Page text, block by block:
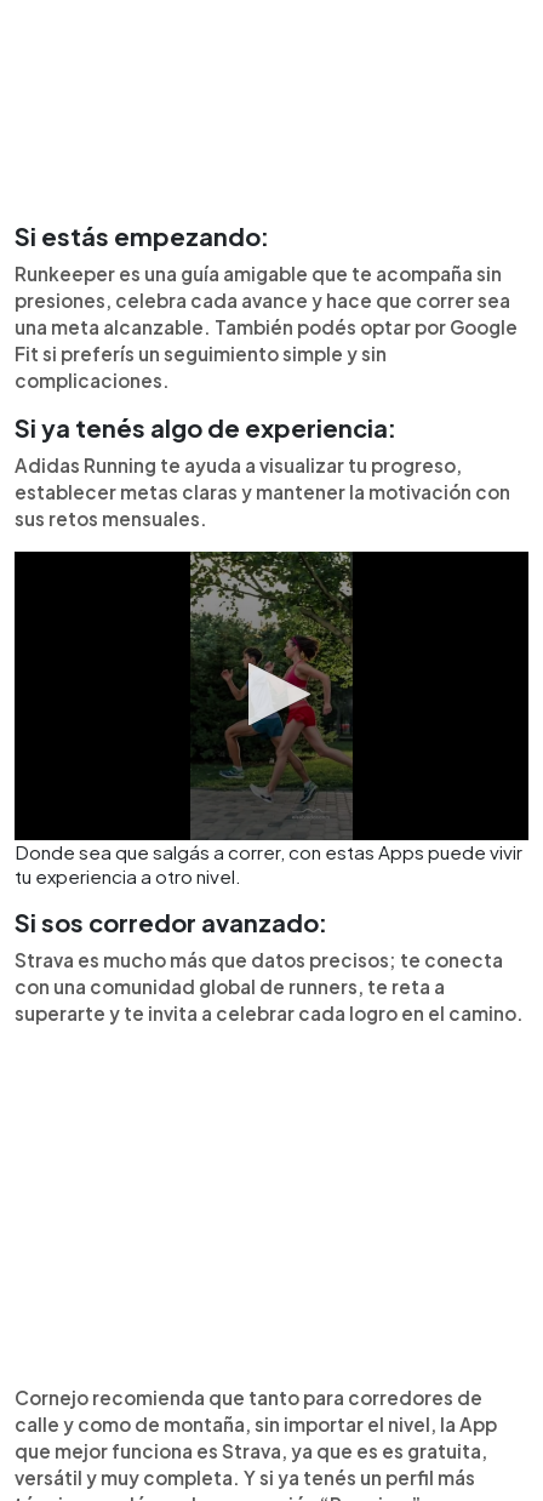
Si estás empezando:
Runkeeper es una guía amigable que te acompaña sin
presiones, celebra cada avance y hace que correr sea
una meta alcanzable. También podés optar por Google
Fit si preferís un seguimiento simple y sin
complicaciones.
Si ya tenés algo de experiencia:
Adidas Running te ayuda a visualizar tu progreso,
establecer metas claras y mantener la motivación con
sus retos mensuales.
Donde sea que salgás a correr, con estas Apps puede vivir
tu experiencia a otro nivel.
Si sos corredor avanzado:
Strava es mucho más que datos precisos; te conecta
con una comunidad global de runners, te reta a
superarte y te invita a celebrar cada logro en el camino.
Cornejo recomienda que tanto para corredores de
calle y como de montaña, sin importar el nivel, la App
que mejor funciona es Strava, ya que es es gratuita,
versátil y muy completa. Y si ya tenés un perfil más